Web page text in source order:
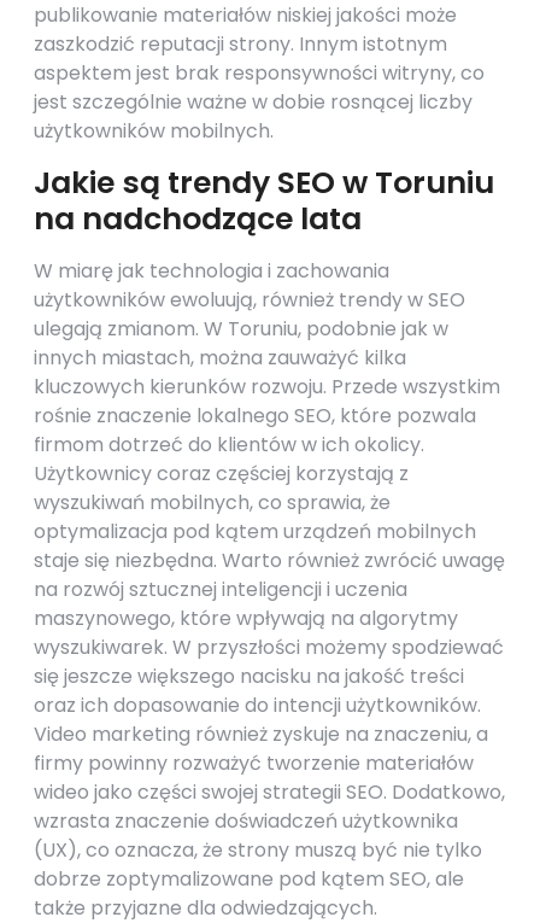
publikowanie materiałów niskiej jakości może
zaszkodzić reputacji strony. Innym istotnym
aspektem jest brak responsywności witryny, co
jest szczególnie ważne w dobie rosnącej liczby
użytkowników mobilnych.
Jakie są trendy SEO w Toruniu
na nadchodzące lata
W miarę jak technologia i zachowania
użytkowników ewoluują, również trendy w SEO
ulegają zmianom. W Toruniu, podobnie jak w
innych miastach, można zauważyć kilka
kluczowych kierunków rozwoju. Przede wszystkim
rośnie znaczenie lokalnego SEO, które pozwala
firmom dotrzeć do klientów w ich okolicy.
Użytkownicy coraz częściej korzystają z
wyszukiwań mobilnych, co sprawia, że
optymalizacja pod kątem urządzeń mobilnych
staje się niezbędna. Warto również zwrócić uwagę
na rozwój sztucznej inteligencji i uczenia
maszynowego, które wpływają na algorytmy
wyszukiwarek. W przyszłości możemy spodziewać
się jeszcze większego nacisku na jakość treści
oraz ich dopasowanie do intencji użytkowników.
Video marketing również zyskuje na znaczeniu, a
firmy powinny rozważyć tworzenie materiałów
wideo jako części swojej strategii SEO. Dodatkowo,
wzrasta znaczenie doświadczeń użytkownika
(UX), co oznacza, że strony muszą być nie tylko
dobrze zoptymalizowane pod kątem SEO, ale
także przyjazne dla odwiedzających.